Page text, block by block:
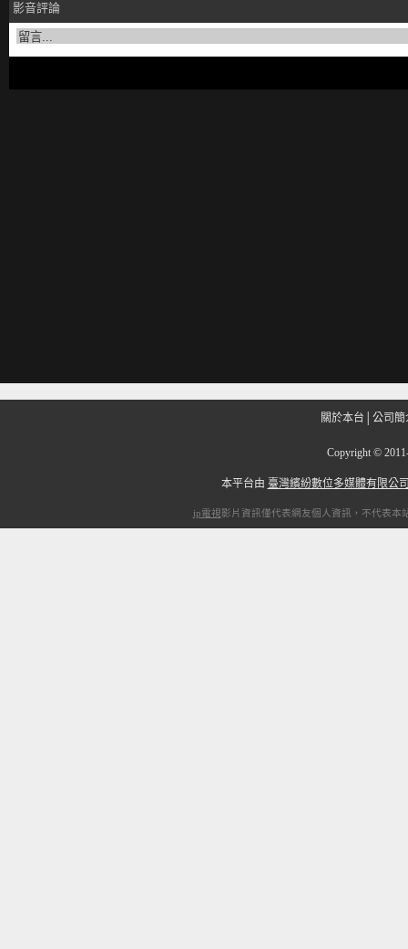
影音評論
關於本台 公司簡
Copyright ©
本平台由 臺灣繽紛數位多媒體有限公
ip電視影片資訊僅代表網友個人資訊，不代表本